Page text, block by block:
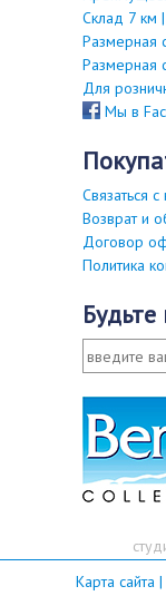
Склад 7 км
Размерная
Размерная
Для
Мы в
Связаться с
Возврат и
Договор
Политика
Карта сайта